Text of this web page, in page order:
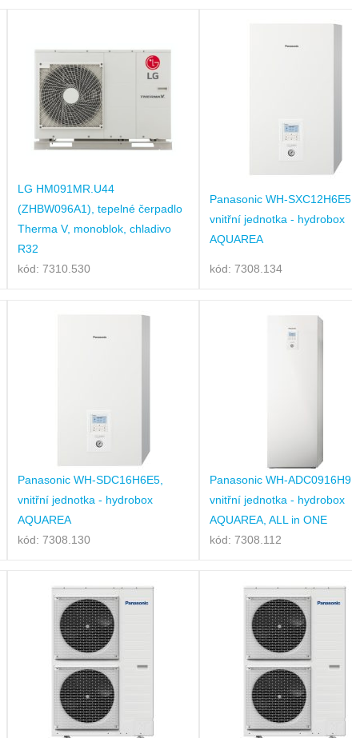
LG HM091MR.U44
(ZHBW096A1), tepelné čerpadlo
Therma V, monoblok, chladivo
R32
kód: 7310.530
Panasonic WH-SXC12H6E5,
vnitřní jednotka - hydrobox
AQUAREA
kód: 7308.134
Panasonic WH-SDC16H6E5,
vnitřní jednotka - hydrobox
AQUAREA
kód: 7308.130
Panasonic WH-
vnitřní jednotka - hydrobox
AQUAREA, ALL in ONE
kód: 7308.112